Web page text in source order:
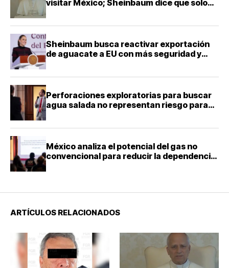
visitar México; Sheinbaum dice que solo
Sheinbaum busca reactivar exportación
de aguacate a EU con más seguridad y
Perforaciones exploratorias para buscar
agua salada no representan riesgo para
México analiza el potencial del gas no
convencional para reducir la dependencia
ARTÍCULOS RELACIONADOS